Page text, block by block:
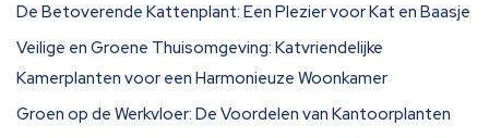
De Betoverende Kattenplant: Een Plezier voor Kat en Baasje
Veilige en Groene Thuisomgeving: Katvriendelijke
Kamerplanten voor een Harmonieuze Woonkamer
Groen op de Werkvloer: De Voordelen van Kantoorplanten